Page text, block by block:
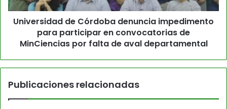
Universidad de Córdoba denuncia impedimento
para participar en convocatorias de
MinCiencias por falta de aval departamental
Publicaciones relacionadas